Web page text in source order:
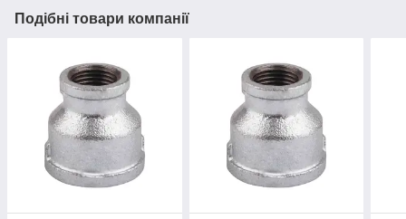
Подібні товари компанії